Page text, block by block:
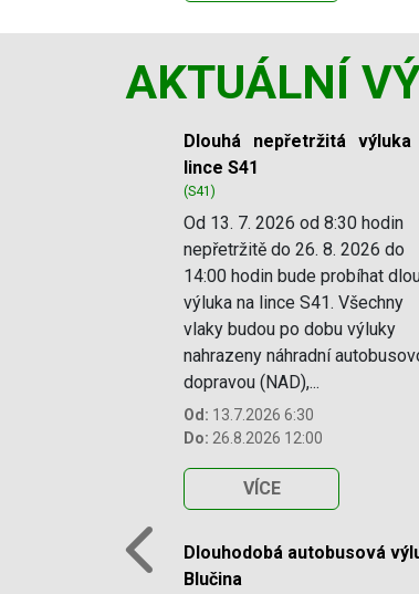
AKTUÁLNÍ
Slide 1 of 12
Dlouhá nepřetržitá výluka
lince S41
(S41)
Od 13. 7. 2026 od 8:30 hodin
nepřetržitě do 26. 8. 2026 do
14:00 hodin bude probíhat
výluka na lince S41. Všechny
vlaky budou po dobu výluky
nahrazeny náhradní
dopravou (NAD),...
Od: 13.7.2026 6:30
Do: 26.8.2026 12:00
VÍCE
Dlouhodobá autobusová
Blučina
Previous